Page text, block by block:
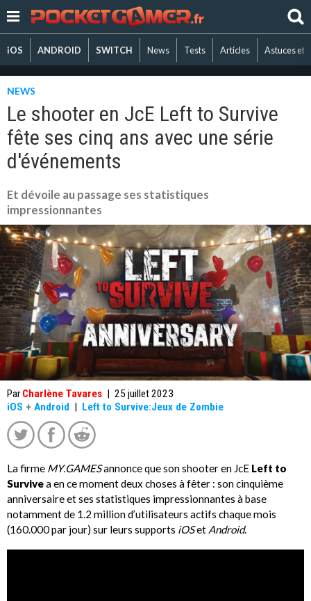
iOS ANDROID SWITCH News Tests Articles Astuces et
NEWS
Le shooter en JcE Left to Survive
fête ses cinq ans avec une série
d'événements
Et dévoile au passage ses statistiques
impressionnantes
Par Charlène Tavares | 25 juillet 2023
iOS + Android | Left to Survive:Jeux de Zombie
La firme MY.GAMESannonce que son shooter en JcE Left to
Survivea en ce moment deux choses à fêter : son cinquième
anniversaire et ses statistiques impressionnantes à base
notamment de 1.2 million d’utilisateurs actifs chaque mois
(160.000 par jour) sur leurs supports iOSet Android.